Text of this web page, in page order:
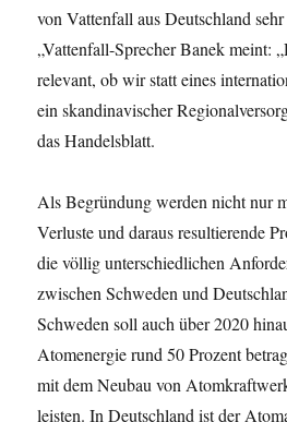
von Vattenfall aus Deutschland
„Vattenfall-Sprecher Banek meint:
relevant, ob wir statt eines
ein skandinavischer
das Handelsblatt.
Als Begründung werden nicht nur
Verluste und daraus resultierende
die völlig unterschiedlichen
zwischen Schweden und
Schweden soll auch über 2020
Atomenergie rund 50 Prozent
mit dem Neubau von
leisten. In Deutschland ist der